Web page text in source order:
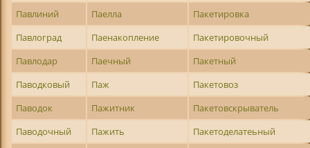
Павлиний
Паелла
Пакетировка
Павлоград
Паенакопление
Пакетировочный
Павлодар
Паечный
Пакетный
Паводковый
Паж
Пакетовоз
Паводок
Пажитник
Пакетовскрыватель
Паводочный
Пажить
Пакетоделатеьный